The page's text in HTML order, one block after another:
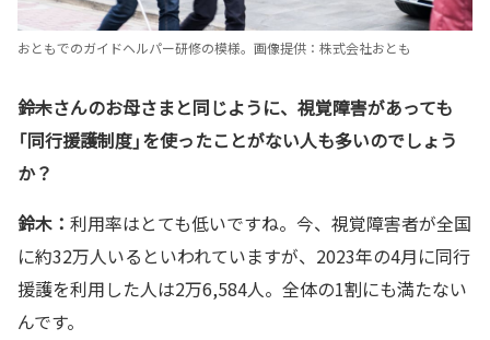
おともでのガイドヘルパー研修の模様。画像提供：株式会社おとも
――鈴木さんのお母さまと同じように、視覚障害があっても
「同行援護制度」を使ったことがない人も多いのでしょう
か？
鈴木： 利用率はとても低いですね。今、視覚障害者が全国
に約32万人いるといわれていますが、2023年の4月に同行
援護を利用した人は2万6,584人。全体の1割にも満たない
んです。